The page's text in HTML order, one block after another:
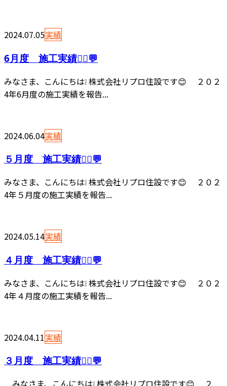
2024.07.05実績
6月度 施工実績👷‍♂️💬
みなさま、こんにちは❕ 株式会社リプロ住設です😊 ２０２
4年6月度の施工実績を報告...
2024.06.04実績
５月度 施工実績👷‍♂️💬
みなさま、こんにちは❕ 株式会社リプロ住設です😊 ２０２
4年５月度の施工実績を報告...
2024.05.14実績
４月度 施工実績👷‍♂️💬
みなさま、こんにちは❕ 株式会社リプロ住設です😊 ２０２
4年４月度の施工実績を報告...
2024.04.11実績
３月度 施工実績👷‍♂️💬
みなさま、こんにちは❕ 株式会社リプロ住設です😊 ２